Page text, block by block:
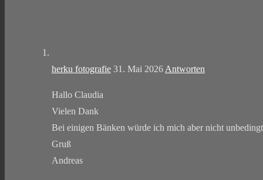
herku fotografie 31. Mai 2026 Antworten
Hallo Claudia
Vielen Dank
Bei einigen Bänken würde ich mich aber nicht
Gruß
Andreas